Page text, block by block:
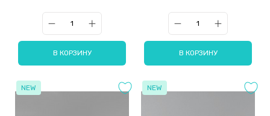
В КОРЗИНУ В КОРЗИНУ
NEW NEW